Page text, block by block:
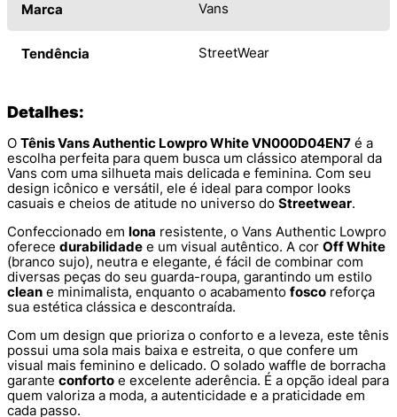
Marca Vans
Tendência StreetWear
Detalhes:
O Tênis Vans Authentic Lowpro White VN000D04EN7 é a
escolha perfeita para quem busca um clássico atemporal da
Vans com uma silhueta mais delicada e feminina. Com seu
design icônico e versátil, ele é ideal para compor looks
casuais e cheios de atitude no universo do Streetwear.
Confeccionado em lona resistente, o Vans Authentic Lowpro
oferece durabilidade e um visual autêntico. A cor Off White
(branco sujo), neutra e elegante, é fácil de combinar com
diversas peças do seu guarda-roupa, garantindo um estilo
clean e minimalista, enquanto o acabamento fosco reforça
sua estética clássica e descontraída.
Com um design que prioriza o conforto e a leveza, este tênis
possui uma sola mais baixa e estreita, o que confere um
visual mais feminino e delicado. O solado waffle de borracha
garante conforto e excelente aderência. É a opção ideal para
quem valoriza a moda, a autenticidade e a praticidade em
cada passo.